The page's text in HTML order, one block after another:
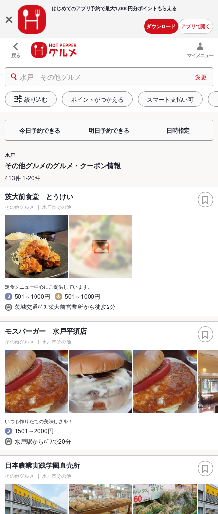
はじめてのアプリ予約で最大1,000円分ポイントもらえる
ダウンロード アプリで開く
戻る マイメニュー
水戸 その他グルメ 変更
絞り込む ポイントがつかえる スマート支払い可
今日予約できる 明日予約できる 日時指定
水戸
その他グルメのグルメ・クーポン情報
413件 1-20件
茨大前食堂 とうけい
その他グルメ 水戸市その他
定食メニュー中心にご提供しています。
501～1000円
501～1000円
茨城交通ﾊﾞｽ 茨大前営業所から徒歩2分
モスバーガー 水戸平須店
その他グルメ 水戸市その他
いつも作りたての美味しさを！
1501～2000円
水戸駅からﾊﾞｽで20分
日本農業実践学園直売所
その他グルメ 水戸市その他